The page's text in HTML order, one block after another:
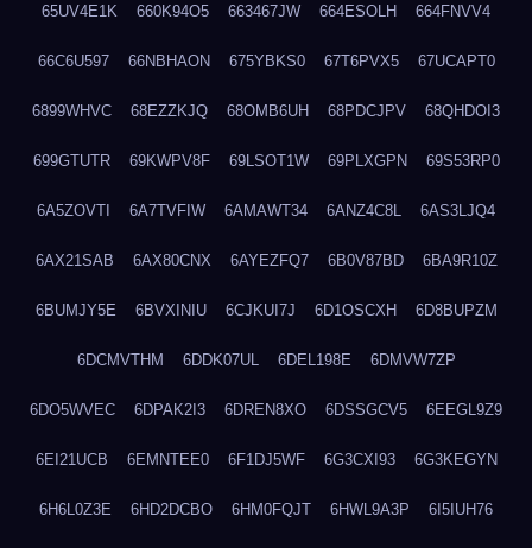
65UV4E1K 660K94O5 663467JW 664ESOLH 664FNVV4
66C6U597 66NBHAON 675YBKS0 67T6PVX5 67UCAPT0
6899WHVC 68EZZKJQ 68OMB6UH 68PDCJPV 68QHDOI3
699GTUTR 69KWPV8F 69LSOT1W 69PLXGPN 69S53RP0
6A5ZOVTI 6A7TVFIW 6AMAWT34 6ANZ4C8L 6AS3LJQ4
6AX21SAB 6AX80CNX 6AYEZFQ7 6B0V87BD 6BA9R10Z
6BUMJY5E 6BVXINIU 6CJKUI7J 6D1OSCXH 6D8BUPZM
6DCMVTHM 6DDK07UL 6DEL198E 6DMVW7ZP
6DO5WVEC 6DPAK2I3 6DREN8XO 6DSSGCV5 6EEGL9Z9
6EI21UCB 6EMNTEE0 6F1DJ5WF 6G3CXI93 6G3KEGYN
6H6L0Z3E 6HD2DCBO 6HM0FQJT 6HWL9A3P 6I5IUH76